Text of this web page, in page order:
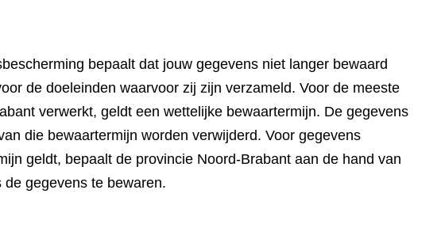
bepaalt dat jouw gegevens niet langer bewaard
de doeleinden waarvoor zij zijn verzameld. Voor de meeste
verwerkt, geldt een wettelijke bewaartermijn. De gegevens
die bewaartermijn worden verwijderd. Voor gegevens
geldt, bepaalt de provincie Noord-Brabant aan de hand van
gegevens te bewaren.